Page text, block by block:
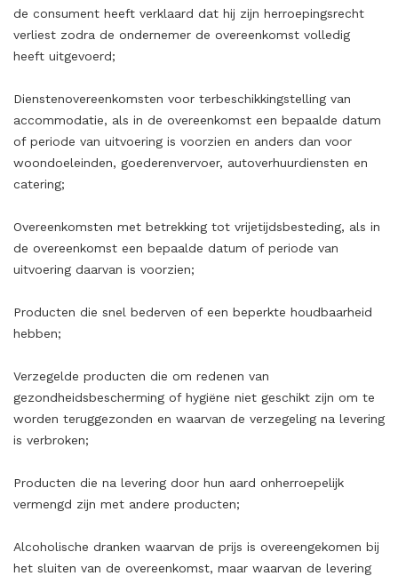
de consument heeft verklaard dat hij zijn herroepingsrecht
verliest zodra de ondernemer de overeenkomst volledig
heeft uitgevoerd;
Dienstenovereenkomsten voor terbeschikkingstelling van
accommodatie, als in de overeenkomst een bepaalde datum
of periode van uitvoering is voorzien en anders dan voor
woondoeleinden, goederenvervoer, autoverhuurdiensten en
catering;
Overeenkomsten met betrekking tot vrijetijdsbesteding, als in
de overeenkomst een bepaalde datum of periode van
uitvoering daarvan is voorzien;
Producten die snel bederven of een beperkte houdbaarheid
hebben;
Verzegelde producten die om redenen van
gezondheidsbescherming of hygiëne niet geschikt zijn om te
worden teruggezonden en waarvan de verzegeling na levering
is verbroken;
Producten die na levering door hun aard onherroepelijk
vermengd zijn met andere producten;
Alcoholische dranken waarvan de prijs is overeengekomen bij
het sluiten van de overeenkomst, maar waarvan de levering